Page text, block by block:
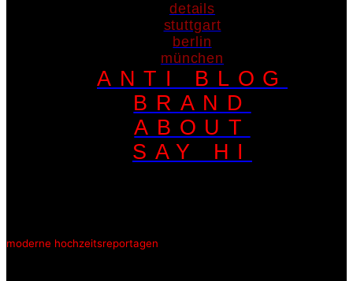
details
stuttgart
berlin
münchen
ANTI BLOG
BRAND
ABOUT
SAY HI
moderne hochzeitsreportagen